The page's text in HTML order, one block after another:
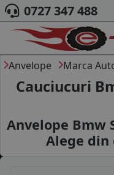
ACASA
ANVELOPE
CAUTARE
0727 347 488
Anvelope Marca
Cauciucuri
Anvelope Bmw
Alege din